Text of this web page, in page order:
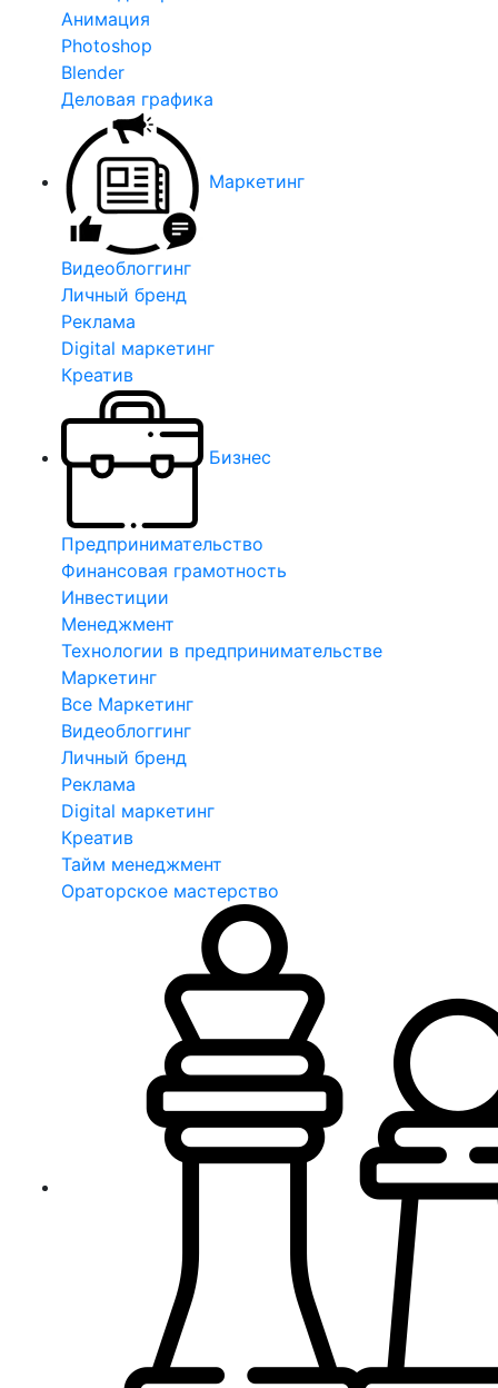
Анимация
Photoshop
Blender
Деловая графика
Маркетинг
Видеоблоггинг
Личный бренд
Реклама
Digital маркетинг
Креатив
Бизнес
Предпринимательство
Финансовая грамотность
Инвестиции
Менеджмент
Технологии в предпринимательстве
Маркетинг
Все Маркетинг
Видеоблоггинг
Личный бренд
Реклама
Digital маркетинг
Креатив
Тайм менеджмент
Ораторское мастерство